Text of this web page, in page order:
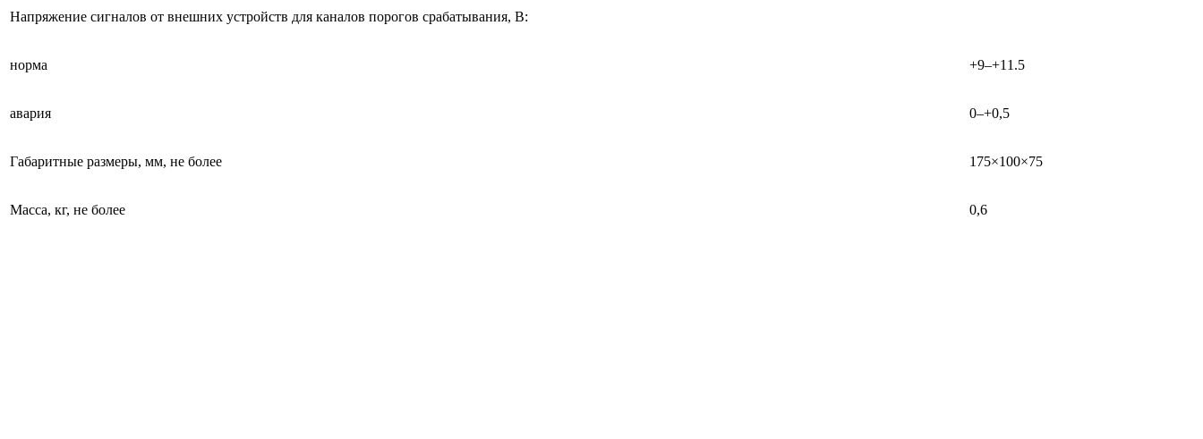
Напряжение сигналов от внешних устройств для каналов порогов срабатывания, В:
норма +9–+11.5
авария 0–+0,5
Габаритные размеры, мм, не более 175×100×75
Масса, кг, не более 0,6